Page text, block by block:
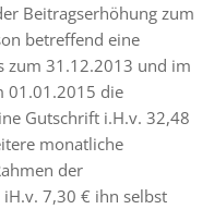
Beitragserhöhung zum
betreffend eine
zum 31.12.2013 und im
01.01.2015 die
Gutschrift i.H.v. 32,48
monatliche
der
7,30 € ihn selbst